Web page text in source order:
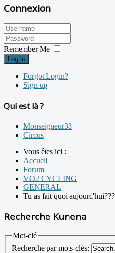
Connexion
Remember Me
Log in
Forgot Login?
Sign up
Qui est là ?
Monseigneur38
Circus
Vous êtes ici :
Accueil
Forum
VO2 CYCLING
GENERAL
Tu as fait quoi aujourd'hui???
Recherche Kunena
Mot-clé
Recherche par mots-clés: